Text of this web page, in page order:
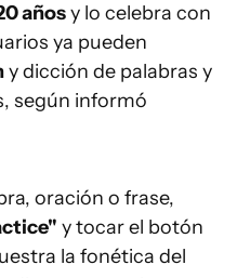
añosy lo celebra con
ya pueden
y dicción de palabras y
según informó
oración o frase,
y tocar el botón
la fonética del